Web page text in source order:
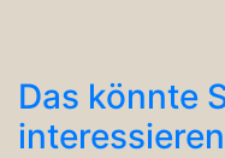
Das könnte
interessieren